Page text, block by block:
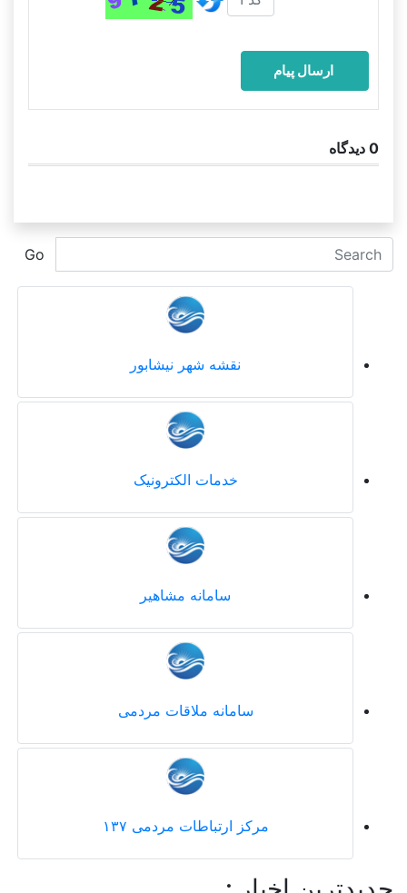
0 دیدگاه
Go
نقشه شهر نیشابور
خدمات الکترونیک
سامانه مشاهیر
سامانه ملاقات مردمی
مرکز ارتباطات مردمی ۱۳۷